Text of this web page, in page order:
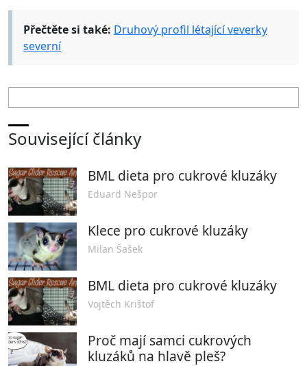
Přečtěte si také: Druhový profil létající veverky
severní
Související články
BML dieta pro cukrové kluzáky
Eduard Nešpor
Klece pro cukrové kluzáky
Milan Šašek
BML dieta pro cukrové kluzáky
Vojtěch Krištof
Proč mají samci cukrových
kluzáků na hlavě pleš?